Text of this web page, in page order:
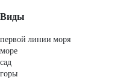
Виды
первой линии моря
море
сад
горы